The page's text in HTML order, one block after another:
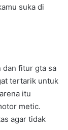
suka di
dan fitur gta sa
tertarik untuk
itu
metic.
agar tidak